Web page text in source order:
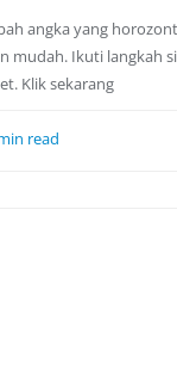
angka yang
mudah. Ikuti langkah
Klik sekarang
read